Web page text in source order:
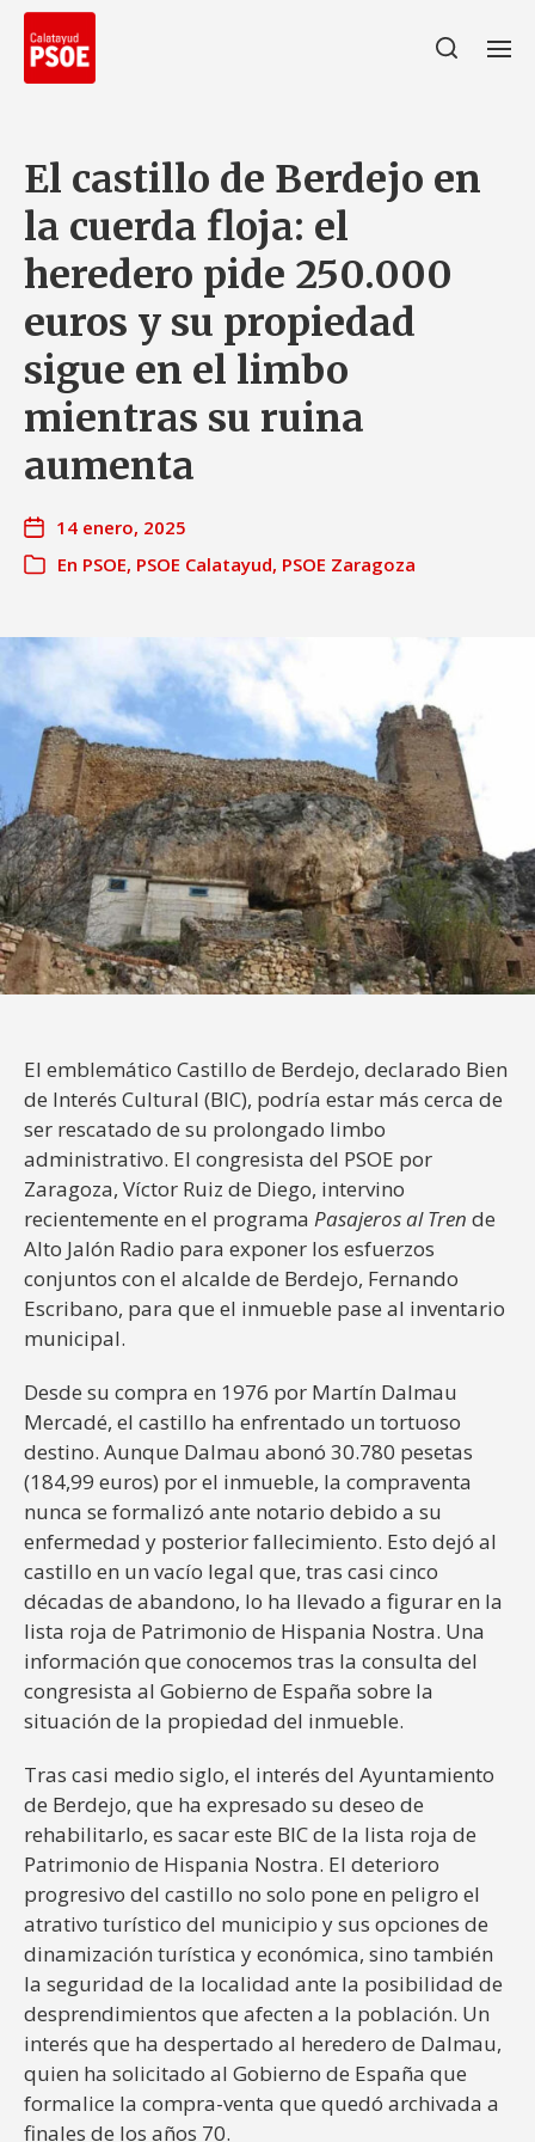
El castillo de Berdejo en
la cuerda floja: el
heredero pide 250.000
euros y su propiedad
sigue en el limbo
mientras su ruina
aumenta
14 enero, 2025
En PSOE, PSOE Calatayud, PSOE Zaragoza
El emblemático Castillo de Berdejo, declarado Bien
de Interés Cultural (BIC), podría estar más cerca de
ser rescatado de su prolongado limbo
administrativo. El congresista del PSOE por
Zaragoza, Víctor Ruiz de Diego, intervino
recientemente en el programa Pasajeros al Tren de
Alto Jalón Radio para exponer los esfuerzos
conjuntos con el alcalde de Berdejo, Fernando
Escribano, para que el inmueble pase al inventario
municipal.
Desde su compra en 1976 por Martín Dalmau
Mercadé, el castillo ha enfrentado un tortuoso
destino. Aunque Dalmau abonó 30.780 pesetas
(184,99 euros) por el inmueble, la compraventa
nunca se formalizó ante notario debido a su
enfermedad y posterior fallecimiento. Esto dejó al
castillo en un vacío legal que, tras casi cinco
décadas de abandono, lo ha llevado a figurar en la
lista roja de Patrimonio de Hispania Nostra. Una
información que conocemos tras la consulta del
congresista al Gobierno de España sobre la
situación de la propiedad del inmueble.
Tras casi medio siglo, el interés del Ayuntamiento
de Berdejo, que ha expresado su deseo de
rehabilitarlo, es sacar este BIC de la lista roja de
Patrimonio de Hispania Nostra. El deterioro
progresivo del castillo no solo pone en peligro el
atrativo turístico del municipio y sus opciones de
dinamización turística y económica, sino también
la seguridad de la localidad ante la posibilidad de
desprendimientos que afecten a la población. Un
interés que ha despertado al heredero de Dalmau,
quien ha solicitado al Gobierno de España que
formalice la compra-venta que quedó archivada a
finales de los años 70.